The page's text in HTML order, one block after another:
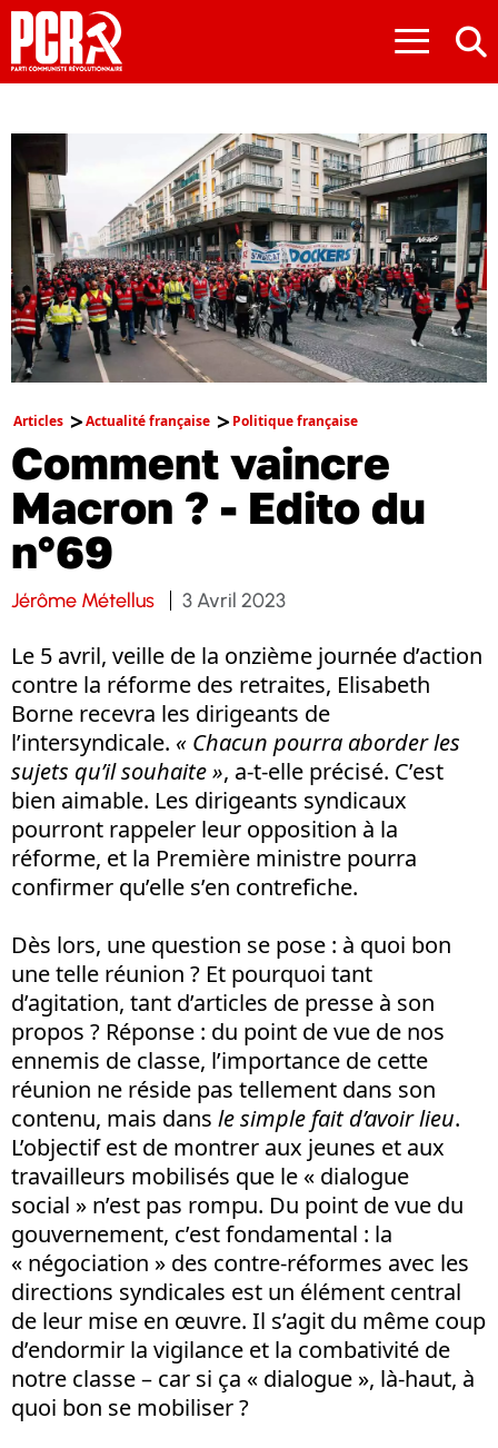
≡
Articles Actualité française Politique française
Comment vaincre
Macron ? - Edito du
n°69
Jérôme Métellus 3 Avril 2023
Le 5 avril, veille de la onzième journée d’action
contre la réforme des retraites, Elisabeth
Borne recevra les dirigeants de
l’intersyndicale. « Chacun pourra aborder les
sujets qu’il souhaite », a-t-elle précisé. C’est
bien aimable. Les dirigeants syndicaux
pourront rappeler leur opposition à la
réforme, et la Première ministre pourra
confirmer qu’elle s’en contrefiche.
Dès lors, une question se pose : à quoi bon
une telle réunion ? Et pourquoi tant
d’agitation, tant d’articles de presse à son
propos ? Réponse : du point de vue de nos
ennemis de classe, l’importance de cette
réunion ne réside pas tellement dans son
contenu, mais dans le simple fait d’avoir lieu.
L’objectif est de montrer aux jeunes et aux
travailleurs mobilisés que le « dialogue
social » n’est pas rompu. Du point de vue du
gouvernement, c’est fondamental : la
« négociation » des contre-réformes avec les
directions syndicales est un élément central
de leur mise en œuvre. Il s’agit du même coup
d’endormir la vigilance et la combativité de
notre classe – car si ça « dialogue », là-haut, à
quoi bon se mobiliser ?